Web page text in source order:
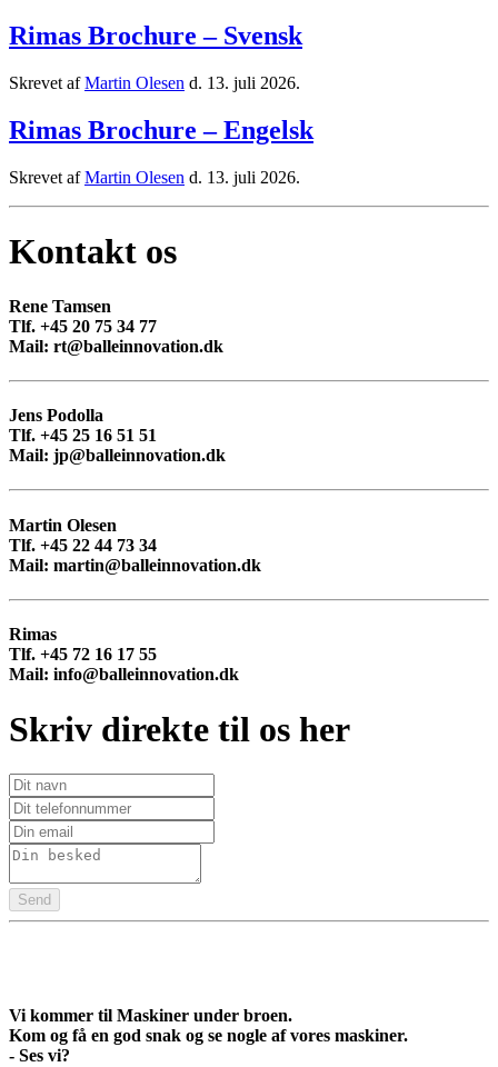
Rimas Brochure – Svensk
Skrevet afMartin Olesen d. 13. juli 2026.
Rimas Brochure – Engelsk
Skrevet afMartin Olesen d. 13. juli 2026.
Kontakt os
Rene Tamsen
Tlf. +45 20 75 34 77
Mail: rt@balleinnovation.dk
Jens Podolla
Tlf. +45 25 16 51 51
Mail: jp@balleinnovation.dk
Martin Olesen
Tlf. +45 22 44 73 34
Mail: martin@balleinnovation.dk
Rimas
Tlf. +45 72 16 17 55
Mail: info@balleinnovation.dk
Skriv direkte til os her
Send
Vi kommer til Maskiner under broen.
Kom og få en god snak og se nogle af vores maskiner.
- Ses vi?